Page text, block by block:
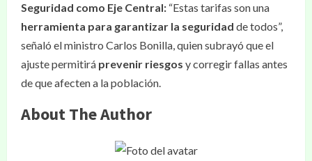
Seguridad como Eje Central: “Estas tarifas son una
herramienta para garantizar la seguridad de todos”,
señaló el ministro Carlos Bonilla, quien subrayó que el
ajuste permitirá prevenir riesgos y corregir fallas antes
de que afecten a la población.
About The Author